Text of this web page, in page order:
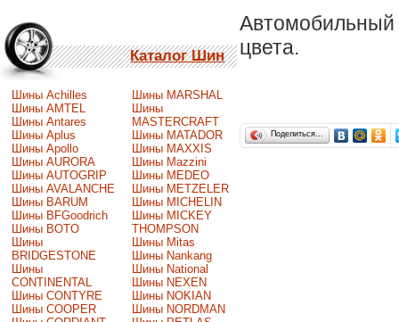
Каталог Шин
Шины Achilles
Шины AMTEL
Шины Antares
Шины Aplus
Шины Apollo
Шины AURORA
Шины AUTOGRIP
Шины AVALANCHE
Шины BARUM
Шины BFGoodrich
Шины BOTO
Шины
BRIDGESTONE
Шины
CONTINENTAL
Шины CONTYRE
Шины COOPER
Шины MARSHAL
Шины
MASTERCRAFT
Шины MATADOR
Шины MAXXIS
Шины Mazzini
Шины MEDEO
Шины METZELER
Шины MICHELIN
Шины MICKEY
THOMPSON
Шины Mitas
Шины Nankang
Шины National
Шины NEXEN
Шины NOKIAN
Шины NORDMAN
Автомобильный
цвета.
Поделиться…